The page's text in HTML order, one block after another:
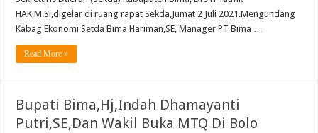
HAK,M.Si,digelar di ruang rapat Sekda,Jumat 2 Juli 2021.Mengundang
Kabag Ekonomi Setda Bima Hariman,SE, Manager PT Bima …
Read More »
Bupati Bima,Hj,Indah Dhamayanti
Putri,SE,Dan Wakil Buka MTQ Di Bolo